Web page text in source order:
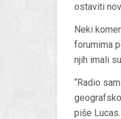
ostaviti
Neki
forumima
njih imali
“Radio
piše Lucas.